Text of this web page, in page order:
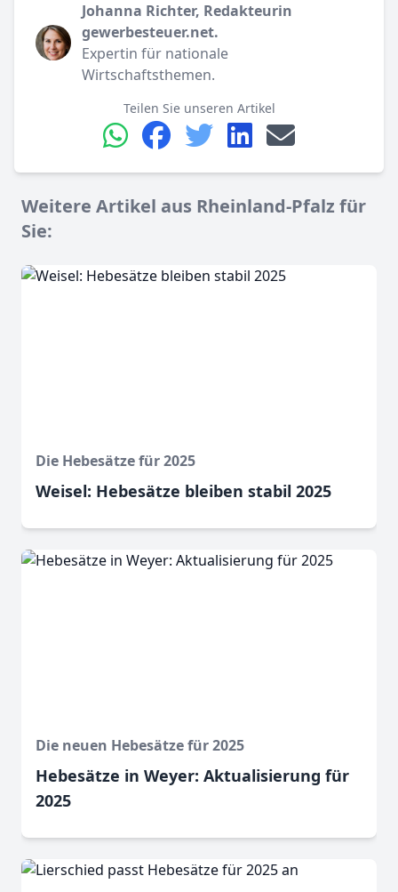
Johanna Richter, Redakteurin
gewerbesteuer.net.
Expertin für nationale
Wirtschaftsthemen.
Teilen Sie unseren Artikel
Weitere Artikel aus Rheinland-Pfalz für
Sie:
Die Hebesätze für 2025
Weisel: Hebesätze bleiben stabil 2025
Die neuen Hebesätze für 2025
Hebesätze in Weyer: Aktualisierung für
2025